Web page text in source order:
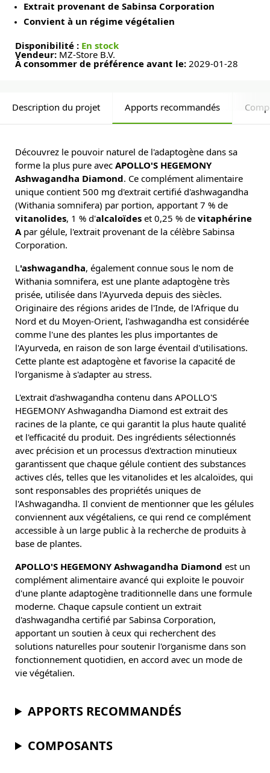
Extrait provenant de Sabinsa Corporation
Convient à un régime végétalien
Disponibilité : En stock
Vendeur: MZ-Store B.V.
À consommer de préférence avant le: 2029-01-28
Description du projet Apports recommandés
Découvrez le pouvoir naturel de l'adaptogène dans sa
forme la plus pure avec APOLLO'S HEGEMONY
Ashwagandha Diamond
. Ce complément alimentaire
unique contient 500 mg d'extrait certifié d'ashwagandha
(Withania somnifera) par portion, apportant 7 % de
vitanolides , 1 % d'alcaloïdes et 0,25 % de vitaphérine
A par gélule, l'extrait provenant de la célèbre Sabinsa
Corporation.
L 'ashwagandha , également connue sous le nom de
Withania somnifera, est une plante adaptogène très
prisée, utilisée dans l'Ayurveda depuis des siècles.
Originaire des régions arides de l'Inde, de l'Afrique du
Nord et du Moyen-Orient, l'ashwagandha est considérée
comme l'une des plantes les plus importantes de
l'Ayurveda, en raison de son large éventail d'utilisations.
Cette plante est adaptogène et favorise la capacité de
l'organisme à s'adapter au stress.
L'extrait d'ashwagandha contenu dans APOLLO'S
HEGEMONY Ashwagandha Diamond est extrait des
racines de la plante, ce qui garantit la plus haute qualité
et l'efficacité du produit. Des ingrédients sélectionnés
avec précision et un processus d'extraction minutieux
garantissent que chaque gélule contient des substances
actives clés, telles que les vitanolides et les alcaloïdes, qui
sont responsables des propriétés uniques de
l'Ashwagandha. Il convient de mentionner que les gélules
conviennent aux végétaliens, ce qui rend ce complément
accessible à un large public à la recherche de produits à
base de plantes.
APOLLO'S HEGEMONY Ashwagandha Diamond est un
complément alimentaire avancé qui exploite le pouvoir
d'une plante adaptogène traditionnelle dans une formule
moderne. Chaque capsule contient un extrait
d'ashwagandha certifié par Sabinsa Corporation,
apportant un soutien à ceux qui recherchent des
solutions naturelles pour soutenir l'organisme dans son
fonctionnement quotidien, en accord avec un mode de
vie végétalien.
APPORTS RECOMMANDÉS
COMPOSANTS